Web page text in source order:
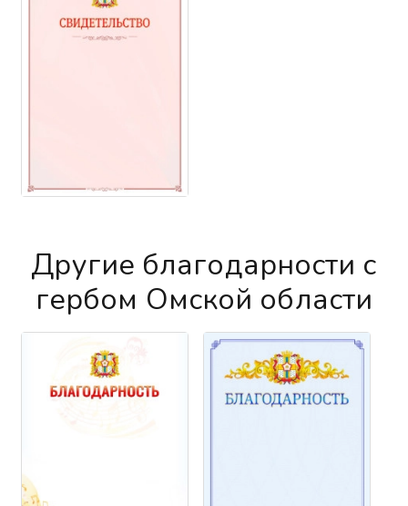
Другие благодарности с
гербом Омской области